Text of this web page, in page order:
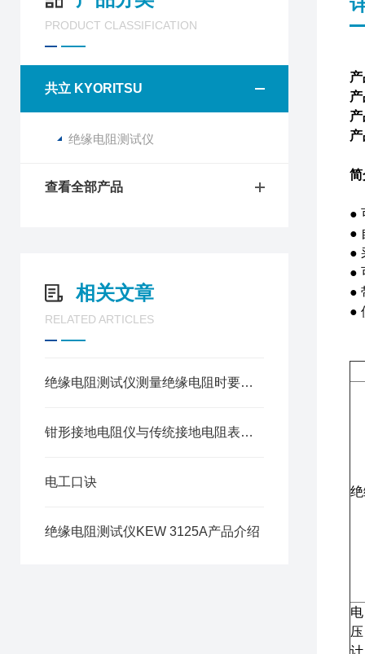
PRODUCT CLASSIFICATION
共立 KYORITSU
绝缘电阻测试仪
查看全部产品
相关文章
RELATED ARTICLES
绝缘电阻测试仪测量绝缘电阻时要注意这几点！
钳形接地电阻仪与传统接地电阻表的区别
电工口诀
绝缘电阻测试仪KEW 3125A产品介绍
简
●
●
●
●
●
●
电
压
计